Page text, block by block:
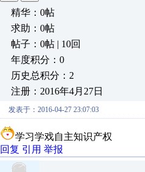
精华：0帖
求助：0帖
帖子：0帖 | 10回
年度积分：0
历史总积分：2
注册：2016年4月27日
发表于：2016-04-27 23:07:03
学习学戏自主知识产权
回复 引用 举报